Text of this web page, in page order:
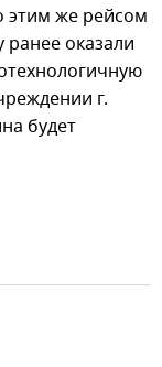
этим же рейсом
оказали
г.
будет